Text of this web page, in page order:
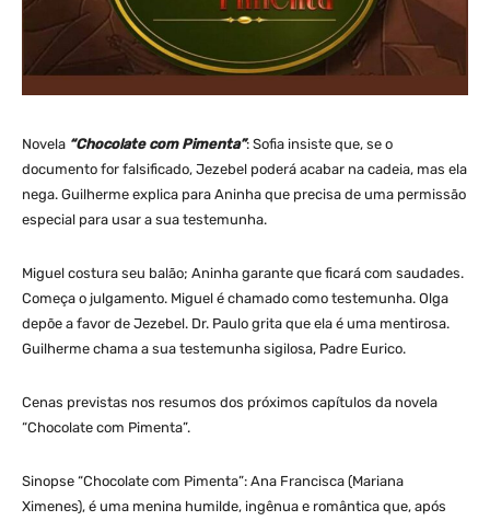
Novela “Chocolate com Pimenta”: Sofia insiste que, se o
documento for falsificado, Jezebel poderá acabar na cadeia, mas ela
nega. Guilherme explica para Aninha que precisa de uma permissão
especial para usar a sua testemunha.
Miguel costura seu balão; Aninha garante que ficará com saudades.
Começa o julgamento. Miguel é chamado como testemunha. Olga
depõe a favor de Jezebel. Dr. Paulo grita que ela é uma mentirosa.
Guilherme chama a sua testemunha sigilosa, Padre Eurico.
Cenas previstas nos resumos dos próximos capítulos da novela
“Chocolate com Pimenta”.
Sinopse “Chocolate com Pimenta”: Ana Francisca (Mariana
Ximenes), é uma menina humilde, ingênua e romântica que, após